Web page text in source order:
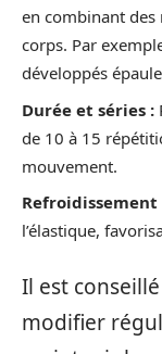
en combinant
corps. Par
développés
Durée et séries :
de 10 à 15
mouvement.
Refroidissement
l’élastique,
Il est
modifier